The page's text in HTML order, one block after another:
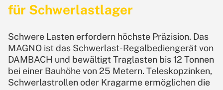
für Schwerlastlager
Schwere Lasten erfordern höchste Präzision. Das
MAGNO ist das Schwerlast-Regalbediengerät von
DAMBACH und bewältigt Traglasten bis 12 Tonnen
bei einer Bauhöhe von 25 Metern. Teleskopzinken,
Schwerlastrollen oder Kragarme ermöglichen die